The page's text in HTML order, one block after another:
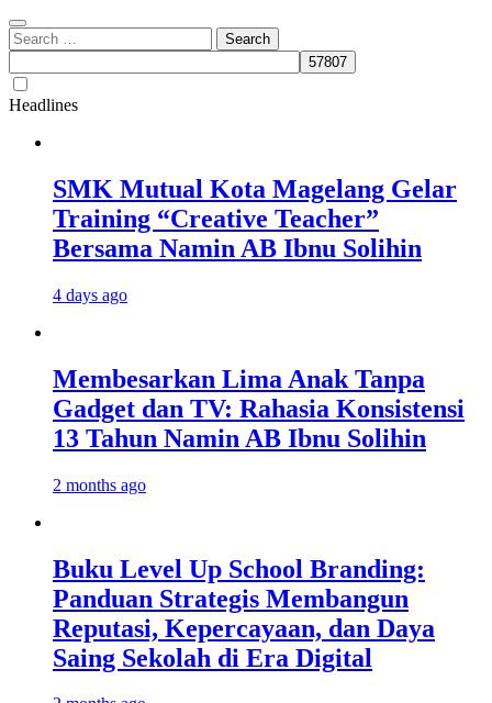
Search
for:
Headlines
SMK Mutual Kota Magelang Gelar
Training “Creative Teacher”
Bersama Namin AB Ibnu Solihin
4 days ago
Membesarkan Lima Anak Tanpa
Gadget dan TV: Rahasia Konsistensi
13 Tahun Namin AB Ibnu Solihin
2 months ago
Buku Level Up School Branding:
Panduan Strategis Membangun
Reputasi, Kepercayaan, dan Daya
Saing Sekolah di Era Digital